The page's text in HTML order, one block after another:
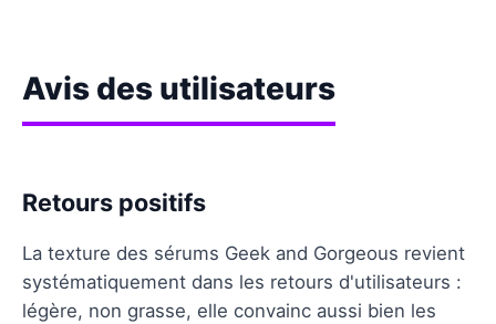
Avis des utilisateurs
Retours positifs
La texture des sérums Geek and Gorgeous revient
systématiquement dans les retours d'utilisateurs :
légère, non grasse, elle convainc aussi bien les